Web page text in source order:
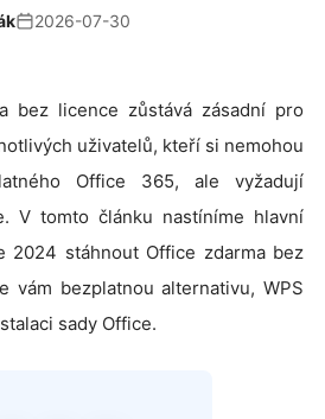
2026-07-30
bez licence zůstává zásadní pro
uživatelů, kteří si nemohou
Office 365, ale vyžadují
V tomto článku nastíníme hlavní
2024 stáhnout Office zdarma bez
vám bezplatnou alternativu, WPS
sady Office.